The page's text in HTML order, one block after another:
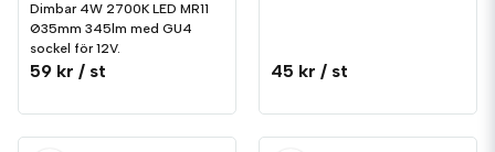
Dimbar 4W 2700K LED MR11
Ø35mm 345lm med GU4
sockel för 12V.
59 kr / st 45 kr / st